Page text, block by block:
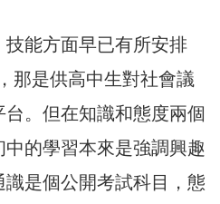
技能方面早已有所安排
那是供高中生對社會議
。但在知識和態度兩個
的學習本來是強調興趣
是個公開考試科目，態